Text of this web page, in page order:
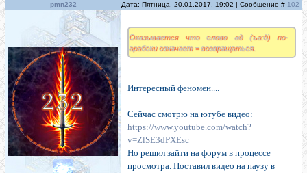
pmn232 Дата: Пятница, 20.01.2017, 19:02 | Сообщение # 102
Оказывается что слово ад (ъа:д) по-
арабски означает = возвращаться.
Интересный феномен....
Сейчас смотрю на ютубе видео:
https://www.youtube.com/watch?
v=ZlSE3dPXEsc
Но решил зайти на форум в процессе
просмотра. Поставил видео на паузу в